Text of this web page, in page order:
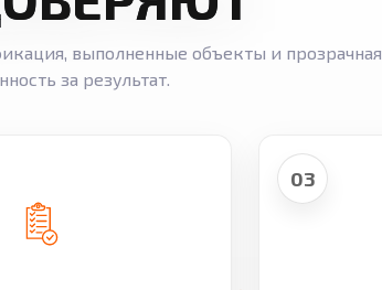
выполненные объекты и прозрачная
за результат.
03